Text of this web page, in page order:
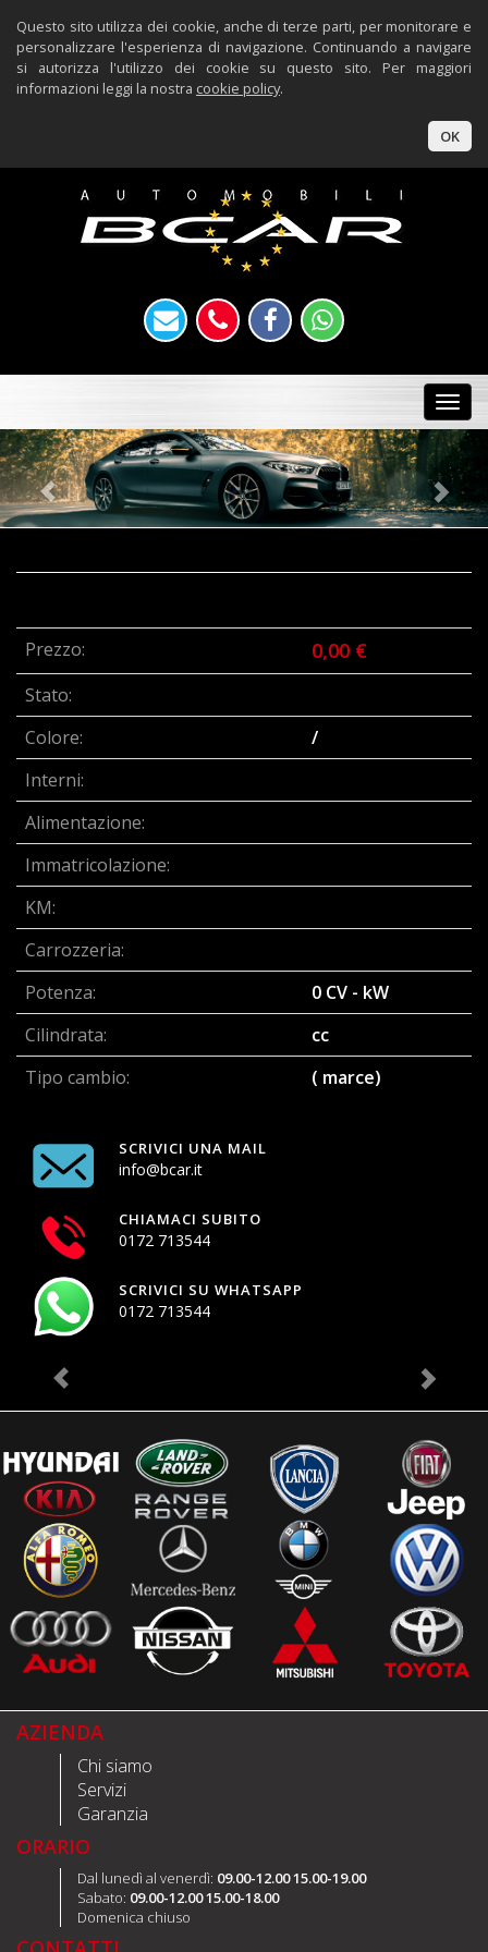
Questo sito utilizza dei cookie, anche di terze parti, per monitorare e
personalizzare l'esperienza di navigazione. Continuando a navigare
si autorizza l'utilizzo dei cookie su questo sito. Per maggiori
informazioni leggi la nostra cookie policy.
OK
Previous
Prezzo: 0,00 €
Stato:
Colore:
/
Interni:
Alimentazione:
Immatricolazione:
KM:
Carrozzeria:
Potenza:
0 CV - kW
Cilindrata:
cc
Tipo cambio:
( marce)
SCRIVICI UNA MAIL
info@bcar.it
CHIAMACI SUBITO
0172 713544
SCRIVICI SU WHATSAPP
0172 713544
AZIENDA
Chi siamo
Servizi
Garanzia
ORARIO
Dal lunedì al venerdì: 09.00-12.00 15.00-19.00
Sabato: 09.00-12.00 15.00-18.00
Domenica chiuso